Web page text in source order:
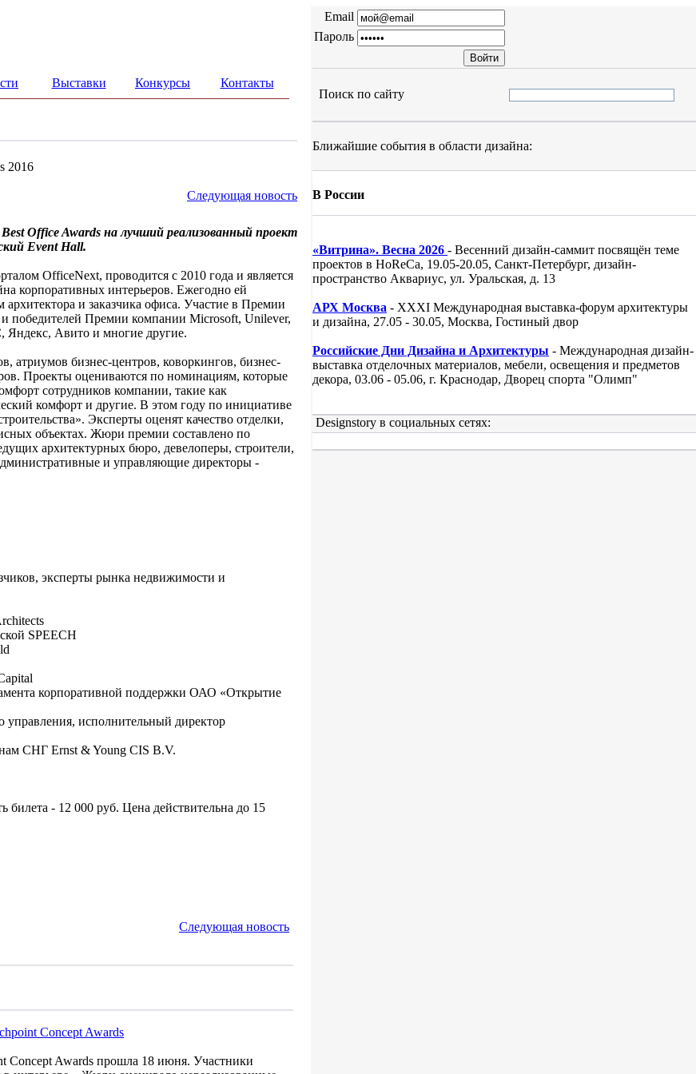
Выставки Конкурсы Контакты
2016
Следующая новость
Office Awards на лучший реализованный проект
Event Hall.
OfficeNext, проводится с 2010 года и является
корпоративных интерьеров. Ежегодно ей
и заказчика офиса. Участие в Премии
победитeлей Премии компании Microsoft, Unilever,
Яндекс, Авито и многие другие.
бизнес-центров, коворкингов, бизнес-
Проекты оцениваются по номинациям, которые
сотрудников компании, такие как
комфорт и другие. В этом году по инициативе
Эксперты оценят качество отделки,
объектах. Жюри премии составлено по
архитектурных бюро, девелоперы, строители,
и управляющие директоры -
эксперты рынка недвижимости и
SPEECH
корпоративной поддержки ОАО «Открытие
управления, исполнительный директор
СНГ Ernst & Young CIS B.V.
- 12 000 руб. Цена действительна до 15
Следующая новость
Concept Awards
Awards прошла 18 июня. Участники
Email
Пароль
Поиск по сайту
Ближайшие события в области дизайна:
В России
«Витрина». Весна 2026 - Весенний дизайн-саммит посвящён теме
проектов в HoReCa, 19.05-20.05, Санкт-Петербург, дизайн-
пространство Аквариус, ул. Уральская, д. 13
АРХ Москва - XXXI Международная выставка-форум архитектуры
и дизайна, 27.05 - 30.05, Москва, Гостиный двор
Российские Дни Дизайна и Архитектуры - Международная дизайн-
выставка отделочных материалов, мебели, освещения и предметов
декора, 03.06 - 05.06, г. Краснодар, Дворец спорта "Олимп"
Designstory в социальных сетях: